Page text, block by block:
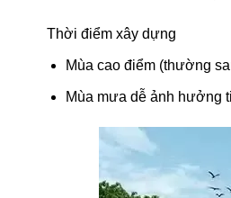
Thời điểm xây dựng
Mùa cao điểm (thường
Mùa mưa dễ ảnh hưởng